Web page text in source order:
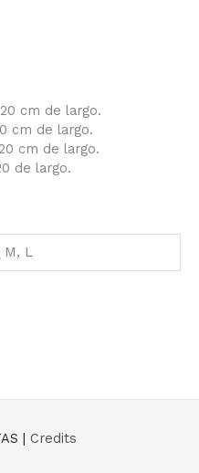
cm de largo.
cm de largo.
cm de largo.
de largo.
M, L
| Credits